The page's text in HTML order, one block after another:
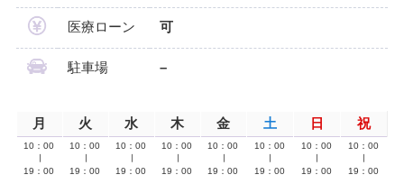
医療ローン 可
駐車場 –
月 火 水 木 金 土 日 祝
10：00
19：00
10：00
19：00
10：00
19：00
10：00
19：00
10：00
19：00
10：00
19：00
10：00
19：00
10：00
19：00